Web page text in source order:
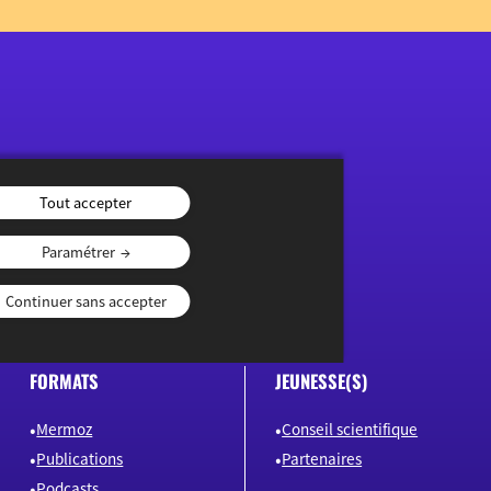
FORMATS
Mermoz
Publications
JEUNESSE(S)
Conseil scientifique
Partenaires
Tout accepter
Paramétrer
Continuer sans accepter